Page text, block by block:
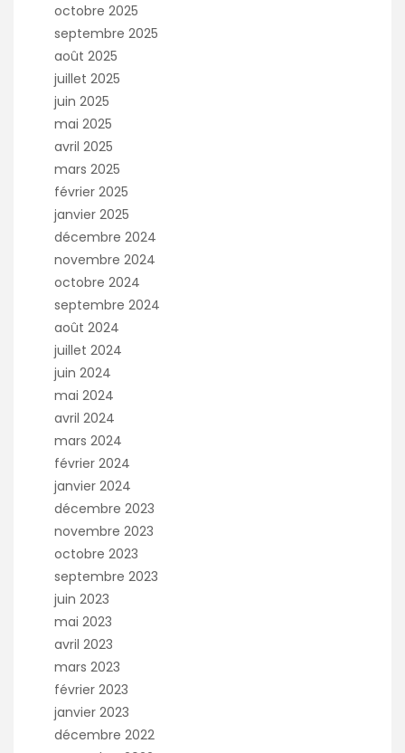
octobre 2025
septembre 2025
août 2025
juillet 2025
juin 2025
mai 2025
avril 2025
mars 2025
février 2025
janvier 2025
décembre 2024
novembre 2024
octobre 2024
septembre 2024
août 2024
juillet 2024
juin 2024
mai 2024
avril 2024
mars 2024
février 2024
janvier 2024
décembre 2023
novembre 2023
octobre 2023
septembre 2023
juin 2023
mai 2023
avril 2023
mars 2023
février 2023
janvier 2023
décembre 2022